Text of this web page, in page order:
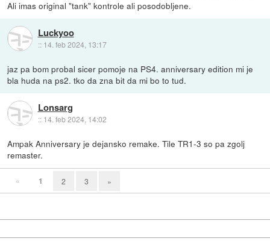
Ali imas original "tank" kontrole ali posodobljene.
Luckyoo
:: 14. feb 2024, 13:17
jaz pa bom probal sicer pomoje na PS4. anniversary edition mi je
bla huda na ps2. tko da zna bit da mi bo to tud.
Lonsarg
:: 14. feb 2024, 14:02
Ampak Anniversary je dejansko remake. Tile TR1-3 so pa zgolj
remaster.
« 1 2 3 »